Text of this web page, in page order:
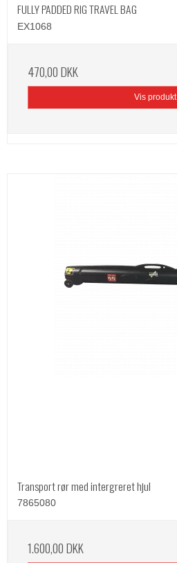
FULLY PADDED RIG TRAVEL BAG
EX1068
470,00 DKK
Vis produkt
Transport rør med intergreret hjul
7865080
1.600,00 DKK